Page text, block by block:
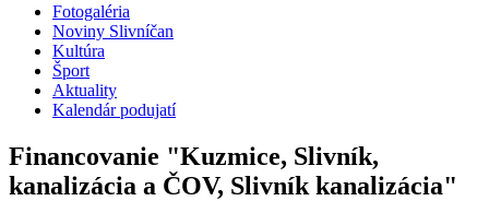
Fotogaléria
Noviny Slivníčan
Kultúra
Šport
Aktuality
Kalendár podujatí
Financovanie "Kuzmice, Slivník,
kanalizácia a ČOV, Slivník kanalizácia"